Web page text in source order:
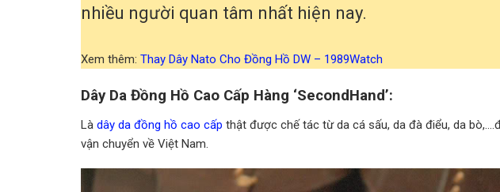
nhiều người quan tâm nhất hiện nay.
Xem thêm: Thay Dây Nato Cho Đồng Hồ DW – 1989Watch
Dây Da Đồng Hồ Cao Cấp Hàng ‘SecondHand’:
Là dây da đồng hồ cao cấp thật được chế tác từ da cá sấu, da đà điểu, da
vận chuyển về Việt Nam.